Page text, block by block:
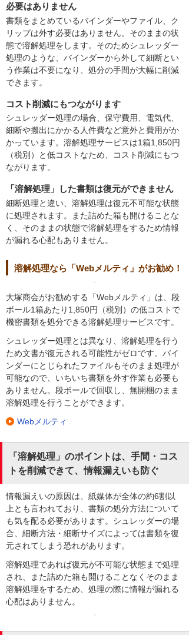
必要はありません
書類をまとめているバインダーやファイル、ク
リップは外す必要はありません。そのままの状
態で溶解処理をします。そのためシュレッダー
処理のような、バインダーから外して細断とい
う作業は不要になり、処分の手間が大幅に削減
できます。
コスト削減にもつながります
シュレッダー処理の場合、保守費用、電気代、
細断や搬出にかかる人件費など意外と費用がか
かっています。溶解処理サービスは1箱1,850円
（税別）と低コストなため、コスト削減にもつ
ながります。
「溶解処理」した書類は復元ができません
細断処理と違い、溶解処理は復元不可能な状態
に処理されます。また詰めた箱も開けることな
く、そのままの状態で溶解処理をするため情報
が漏れる心配もありません。
溶解処理なら「Webメルティ」がお勧め！
大塚商会がお勧めする「Webメルティ」は、段
ボール1箱あたり1,850円（税別）の低コストで
機密書類を処分できる溶解処理サービスです。
シュレッダー処理とは異なり、溶解処理を行う
ため文書が復元される可能性がゼロです。バイ
ンダーにとじられたファイルもそのまま処理が
可能なので、いちいち書類を外す作業も必要も
ありません。段ボールで回収し、無開梱のまま
溶解処理を行うことができます。
Webメルティ
「溶解処理」のポイントは、手間・コス
トを削減できて、情報漏えいも防ぐ
情報漏えいの原因は、紙媒体が全体の約6割以
上とも言われており、書類の処分方法について
も気を配る必要があります。シュレッダーの場
合、細断方法・細断サイズによっては書類を復
元されてしまう恐れがあります。
溶解処理であれば復元が不可能な状態まで処理
され、また詰めた箱も開けることなくそのまま
溶解処理をするため、処理の際に情報が漏れる
心配はありません。